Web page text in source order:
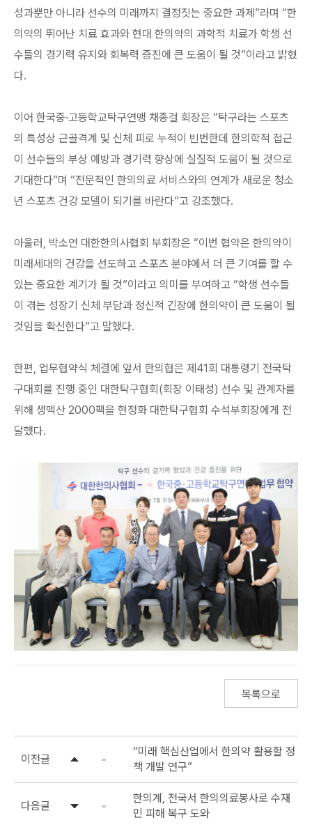
성과뿐만 아니라 선수의 미래까지 결정짓는 중요한 과제”라며 “한
의약의 뛰어난 치료 효과와 현대 한의약의 과학적 치료가 학생 선
수들의 경기력 유지와 회복력 증진에 큰 도움이 될 것”이라고 밝혔
다.
이어 한국중·고등학교탁구연맹 채종걸 회장은 “탁구라는 스포츠
의 특성상 근골격계 및 신체 피로 누적이 빈번한데 한의학적 접근
이 선수들의 부상 예방과 경기력 향상에 실질적 도움이 될 것으로
기대한다”며 “전문적인 한의의료 서비스와의 연계가 새로운 청소
년 스포츠 건강 모델이 되기를 바란다”고 강조했다.
아울러, 박소연 대한한의사협회 부회장은 “이번 협약은 한의약이
미래세대의 건강을 선도하고 스포츠 분야에서 더 큰 기여를 할 수
있는 중요한 계기가 될 것”이라고 의미를 부여하고 “학생 선수들
이 겪는 성장기 신체 부담과 정신적 긴장에 한의약이 큰 도움이 될
것임을 확신한다”고 말했다.
한편, 업무협약식 체결에 앞서 한의협은 제41회 대통령기 전국탁
구대회를 진행 중인 대한탁구협회(회장 이태성) 선수 및 관계자를
위해 생맥산 2000팩을 현정화 대한탁구협회 수석부회장에게 전
달했다.
목록으로
이전글
“미래 핵심산업에서 한의약 활용할 정
책 개발 연구”
다음글
한의계, 전국서 한의의료봉사로 수재
민 피해 복구 도와